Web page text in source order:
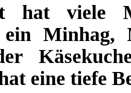
hat viele
ein Minhag,
eine tiefe